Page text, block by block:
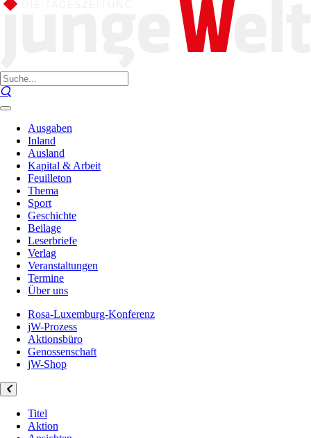
Ausgaben
Inland
Ausland
Kapital & Arbeit
Feuilleton
Thema
Sport
Geschichte
Beilage
Leserbriefe
Verlag
Veranstaltungen
Termine
Über uns
Rosa-Luxemburg-Konferenz
jW-Prozess
Aktionsbüro
Genossenschaft
jW-Shop
Titel
Aktion